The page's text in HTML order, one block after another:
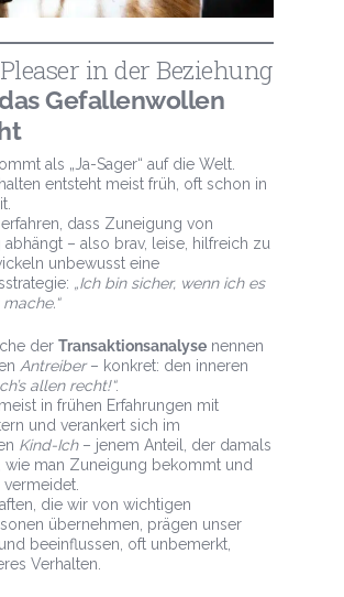
in der Beziehung
Gefallenwollen
als „Ja-Sager“ auf die Welt.
entsteht meist früh, oft schon in
dass Zuneigung von
abhängt – also brav, leise, hilfreich zu
unbewusst eine
„Ich bin sicher, wenn ich es
der Transaktionsanalyse nennen
Antreiber– konkret: den inneren
allen recht!“.
in frühen Erfahrungen mit
und verankert sich im
Kind-Ich– jenem Anteil, der damals
wie man Zuneigung bekommt und
die wir von wichtigen
übernehmen, prägen unser
beeinflussen, oft unbemerkt,
Verhalten.